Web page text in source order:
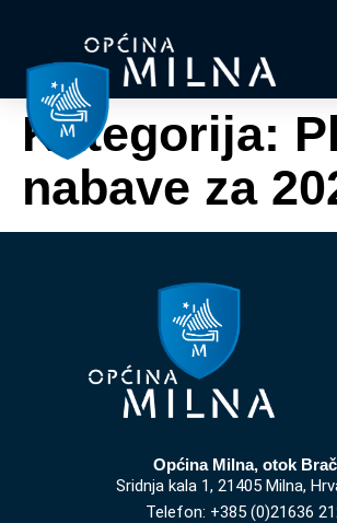
Kategorija:
nabave za
Općina Milna, otok Brač
Sridnja kala 1, 21405 Milna,
Telefon: +385 (0)21636